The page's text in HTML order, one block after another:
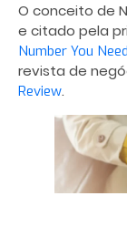
O conceito de
e citado pela
Number You
revista de
Review.